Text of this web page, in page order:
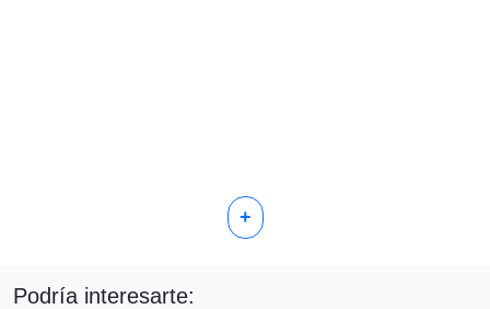
+
Podría interesarte: